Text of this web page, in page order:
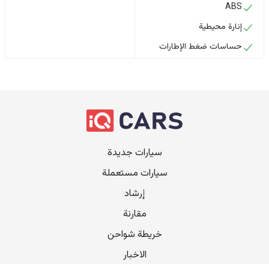
ABS
إنارة محيطية
حساسات ضغط الإطارات
سيارات جديدة
سيارات مستعملة
إرشاد
مقارنة
خريطة شواحن
الاخبار